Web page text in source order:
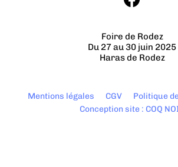
Foire de Rodez
Du 27 au 30 juin 2025
Haras de Rodez
Mentions légales CGV
Politique
Conception site : COQ